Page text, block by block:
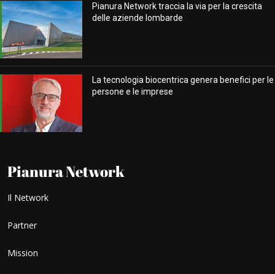
Pianura Network traccia la via per la crescita
delle aziende lombarde
La tecnologia biocentrica genera benefici per le
persone e le imprese
Pianura Network
Il Network
Partner
Mission